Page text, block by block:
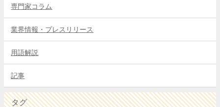
専門家コラム
業界情報・プレスリリース
用語解説
記事
タグ